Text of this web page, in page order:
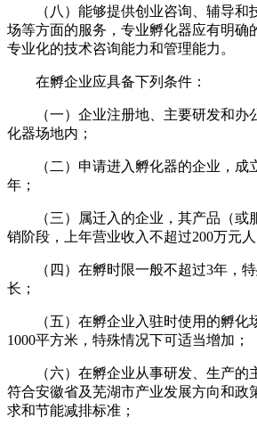
（八）能够提供创业咨询、辅导
场等方面的服务，专业孵化器应有明确
专业化的技术咨询能力和管理能力。
在孵企业应具备下列条件：
（一）企业注册地、主要研发和
化器场地内；
（二）申请进入孵化器的企业，成
年；
（三）属迁入的企业，其产品（
销阶段，上年营业收入不超过200万元人
（四）在孵时限一般不超过3年，
长；
（五）在孵企业入驻时使用的孵
1000平方米，特殊情况下可适当增加；
（六）在孵企业从事研发、生产
符合安徽省及芜湖市产业发展方向和政
求和节能减排标准；